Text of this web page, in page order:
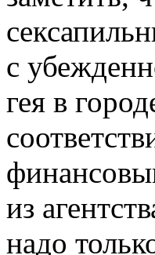
с
гея в
из
надо